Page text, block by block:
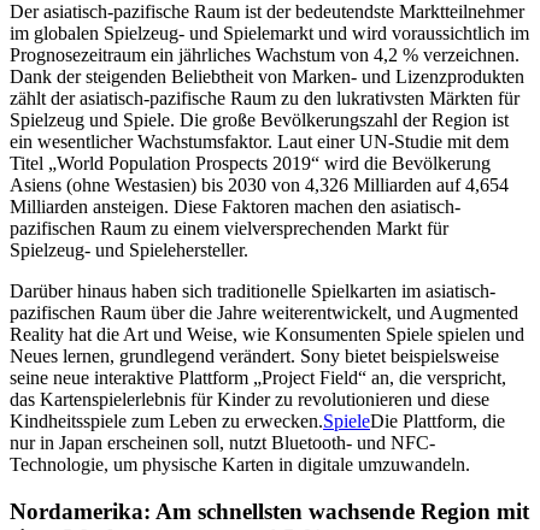
Der asiatisch-pazifische Raum ist der bedeutendste Marktteilnehmer
im globalen Spielzeug- und Spielemarkt und wird voraussichtlich im
Prognosezeitraum ein jährliches Wachstum von 4,2 % verzeichnen.
Dank der steigenden Beliebtheit von Marken- und Lizenzprodukten
zählt der asiatisch-pazifische Raum zu den lukrativsten Märkten für
Spielzeug und Spiele. Die große Bevölkerungszahl der Region ist
ein wesentlicher Wachstumsfaktor. Laut einer UN-Studie mit dem
Titel „World Population Prospects 2019“ wird die Bevölkerung
Asiens (ohne Westasien) bis 2030 von 4,326 Milliarden auf 4,654
Milliarden ansteigen. Diese Faktoren machen den asiatisch-
pazifischen Raum zu einem vielversprechenden Markt für
Spielzeug- und Spielehersteller.
Darüber hinaus haben sich traditionelle Spielkarten im asiatisch-
pazifischen Raum über die Jahre weiterentwickelt, und Augmented
Reality hat die Art und Weise, wie Konsumenten Spiele spielen und
Neues lernen, grundlegend verändert. Sony bietet beispielsweise
seine neue interaktive Plattform „Project Field“ an, die verspricht,
das Kartenspielerlebnis für Kinder zu revolutionieren und diese
Kindheitsspiele zum Leben zu erwecken.SpieleDie Plattform, die
nur in Japan erscheinen soll, nutzt Bluetooth- und NFC-
Technologie, um physische Karten in digitale umzuwandeln.
Nordamerika: Am schnellsten wachsende Region mit